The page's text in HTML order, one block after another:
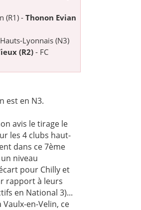
(R1) - Thonon Evian
Lyonnais (N3)
(R2) - FC
est en N3.
avis le tirage le
les 4 clubs haut-
dans ce 7ème
niveau
pour Chilly et
rapport à leurs
en National 3)...
en-Velin, ce